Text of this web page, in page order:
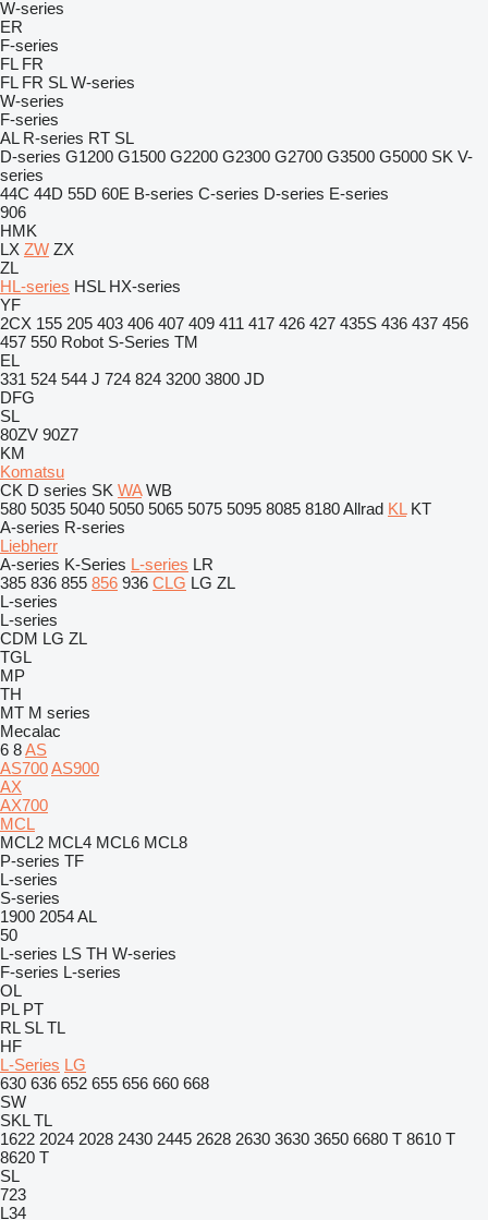
W-series
ER
F-series
FL FR
FL FR SL W-series
W-series
F-series
AL R-series RT SL
D-series G1200 G1500 G2200 G2300 G2700 G3500 G5000 SK V-
series
44C 44D 55D 60E B-series C-series D-series E-series
906
HMK
LX ZW ZX
ZL
HL-series HSL HX-series
YF
2CX 155 205 403 406 407 409 411 417 426 427 435S 436 437 456
457 550 Robot S-Series TM
EL
331 524 544 J 724 824 3200 3800 JD
DFG
SL
80ZV 90Z7
KM
Komatsu
CK D series SK WA WB
580 5035 5040 5050 5065 5075 5095 8085 8180Allrad KL KT
A-series R-series
Liebherr
A-series K-Series L-series LR
385 836 855 856 936 CLG LG ZL
L-series
L-series
CDM LG ZL
TGL
MP
TH
MT M series
Mecalac
6 8AS
AS700AS900
AX
AX700
MCL
MCL2 MCL4 MCL6 MCL8
P-series TF
L-series
S-series
1900 2054AL
50
L-series LS TH W-series
F-series L-series
OL
PL PT
RL SL TL
HF
L-Series LG
630 636 652 655 656 660 668
SW
SKL TL
1622 2024 2028 2430 2445 2628 2630 3630 3650 6680 T 8610 T
8620 T
SL
723
L34